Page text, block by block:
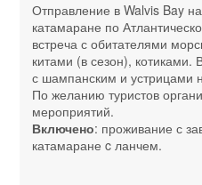
Отправление в Walvis Bay
катамаране по
встреча с обитателями
китами (в сезон), котиками.
с шампанским и устрицами
По желанию туристов
мероприятий.
Включено: проживание с
катамаране c ланчем.